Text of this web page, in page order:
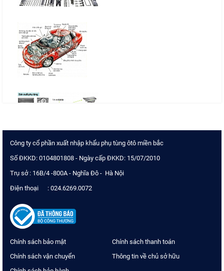
Công ty cổ phần xuất nhập khẩu phụ tùng ôtô miền bắc
Số ĐKKD: 0104801808 - Ngày cấp ĐKKD: 15/07/2010
Trụ sở : 16B/4 -800A - Nghĩa Đô - Hà Nội
Điện thoại : 024.6269.0072
Chính sách bảo mật
Chính sách thanh toán
Chính sách vận chuyển
Thông tin về chủ sở hữu